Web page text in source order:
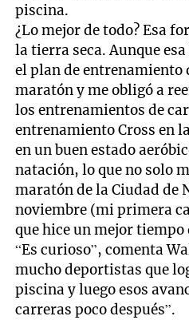
piscina.
¿Lo mejor de todo? Esa
la tierra seca. Aunque
el plan de entrenamiento
maratón y me obligó a
los entrenamientos de
entrenamiento Cross en
en un buen estado
natación, lo que no solo
maratón de la Ciudad de
noviembre (mi primera
que hice un mejor tiempo
“Es curioso”, comenta
mucho deportistas que
piscina y luego esos
carreras poco después”.